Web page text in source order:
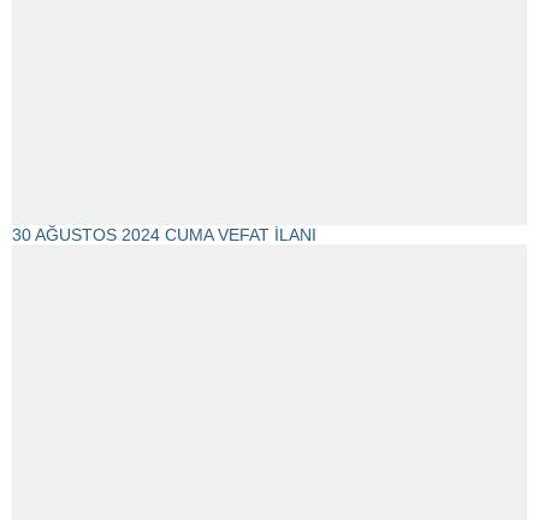
30 AĞUSTOS 2024 CUMA VEFAT İLANI